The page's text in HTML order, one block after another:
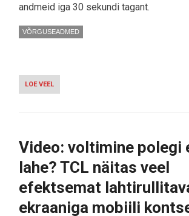
andmeid iga 30 sekundi tagant.
VÕRGUSEADMED
LOE VEEL
RIIGI
Video: voltimine polegi
lahe? TCL näitas veel
efektsemat
ekraaniga mobiili